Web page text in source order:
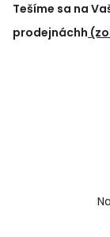
Tešíme sa na
prodejnáchh